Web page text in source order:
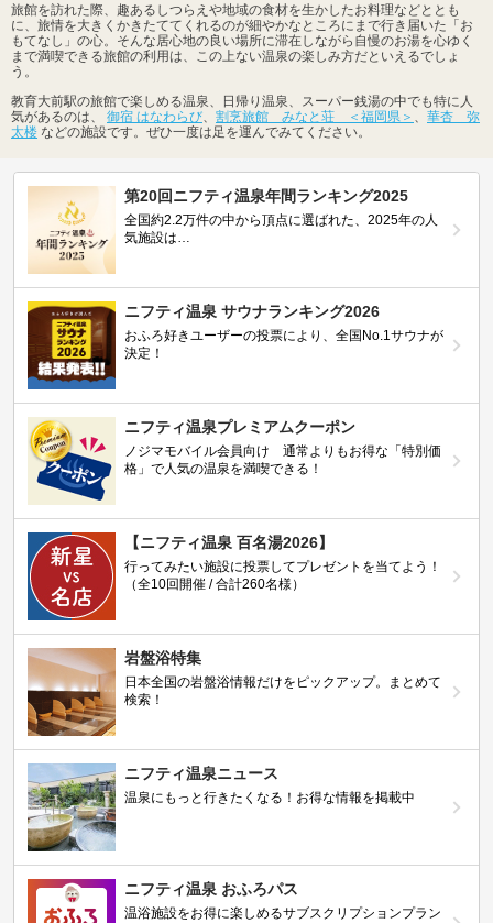
旅館を訪れた際、趣あるしつらえや地域の食材を生かしたお料理などととも
に、旅情を大きくかきたててくれるのが細やかなところにまで行き届いた「お
もてなし」の心。そんな居心地の良い場所に滞在しながら自慢のお湯を心ゆく
まで満喫できる旅館の利用は、この上ない温泉の楽しみ方だといえるでしょ
う。
教育大前駅の旅館で楽しめる温泉、日帰り温泉、スーパー銭湯の中でも特に人
気があるのは、 御宿 はなわらび 割烹旅館 みなと荘 ＜福岡県＞
華杏 弥
太楼 などの施設です。ぜひ一度は足を運んでみてください。
第20回ニフティ温泉年間ランキング2025
全国約2.2万件の中から頂点に選ばれた、2025年の人
気施設は…
ニフティ温泉 サウナランキング2026
おふろ好きユーザーの投票により、全国No.1サウナが
決定！
ニフティ温泉プレミアムクーポン
ノジマモバイル会員向け 通常よりもお得な「特別価
格」で人気の温泉を満喫できる！
【ニフティ温泉 百名湯2026】
行ってみたい施設に投票してプレゼントを当てよう！
（全10回開催 / 合計260名様）
岩盤浴特集
日本全国の岩盤浴情報だけをピックアップ。まとめて
検索！
ニフティ温泉ニュース
温泉にもっと行きたくなる！お得な情報を掲載中
ニフティ温泉 おふろパス
温浴施設をお得に楽しめるサブスクリプションプラン